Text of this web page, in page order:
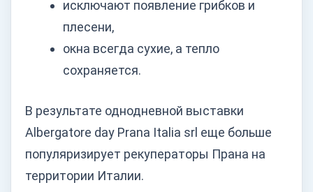
исключают появление грибков и
плесени,
окна всегда сухие, а тепло
сохраняется.
В результате однодневной выставки
Аlbergatore day Prana Italia srl еще больше
популяризирует рекуператоры Прана на
территории Италии.